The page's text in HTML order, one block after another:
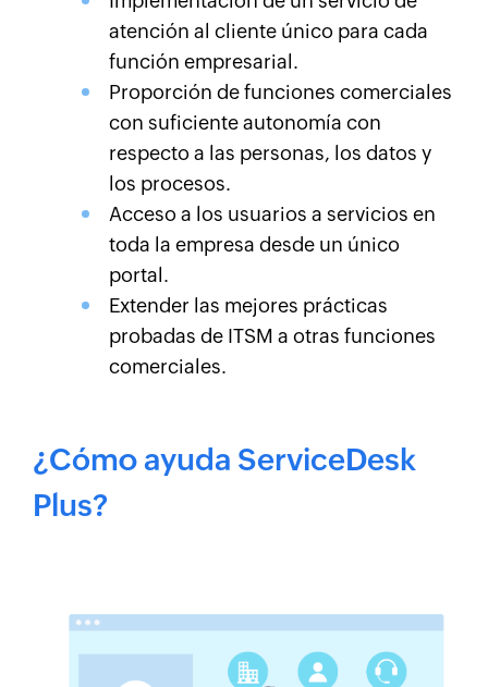
atención al cliente único para cada
función empresarial.
Proporción de funciones comerciales
con suficiente autonomía con
respecto a las personas, los datos y
los procesos.
Acceso a los usuarios a servicios en
toda la empresa desde un único
portal.
Extender las mejores prácticas
probadas de ITSM a otras funciones
comerciales.
¿Cómo ayuda ServiceDesk
Plus?